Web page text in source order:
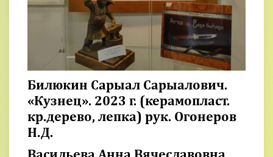
Билюкин Сарыал Сарыалович.
«Кузнец». 2023 г. (керамопласт.
кр.дерево, лепка) рук. Огонеров
Н.Д.